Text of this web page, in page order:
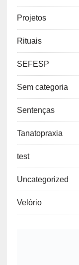
Projetos
Rituais
SEFESP
Sem categoria
Sentenças
Tanatopraxia
test
Uncategorized
Velório